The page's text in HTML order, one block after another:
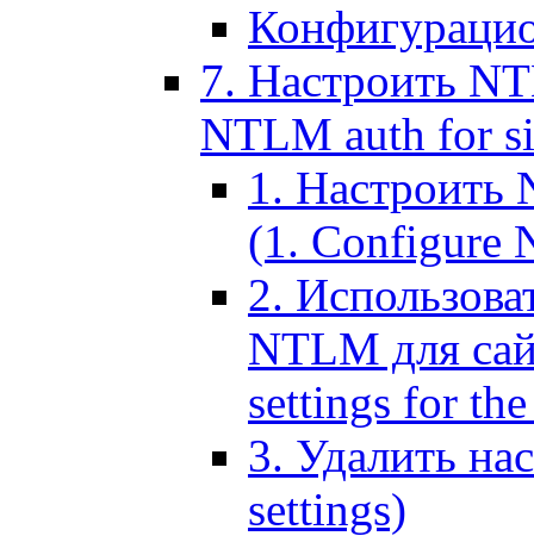
7. Настроить
NTLM auth for
1. Настроить
(1. Configure
2.
NTLM для
settings for
3. Удалить
settings)